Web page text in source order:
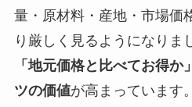
量・原材料・産地・市場価
り厳しく見るようになりま
「地元価格と比べてお得
ツの価値が高まっています。